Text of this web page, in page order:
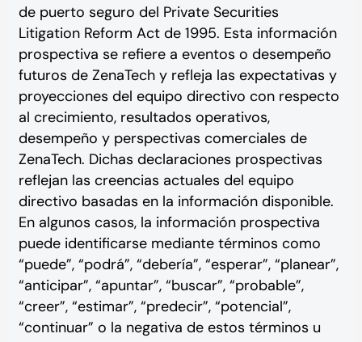
de puerto seguro del Private Securities
Litigation Reform Act de 1995. Esta información
prospectiva se refiere a eventos o desempeño
futuros de ZenaTech y refleja las expectativas y
proyecciones del equipo directivo con respecto
al crecimiento, resultados operativos,
desempeño y perspectivas comerciales de
ZenaTech. Dichas declaraciones prospectivas
reflejan las creencias actuales del equipo
directivo basadas en la información disponible.
En algunos casos, la información prospectiva
puede identificarse mediante términos como
“puede”, “podrá”, “debería”, “esperar”, “planear”,
“anticipar”, “apuntar”, “buscar”, “probable”,
“creer”, “estimar”, “predecir”, “potencial”,
“continuar” o la negativa de estos términos u